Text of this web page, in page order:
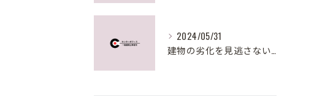
2024/05/31
建物の劣化を見逃さない！大規模修繕で必要な建物調査診断とは？